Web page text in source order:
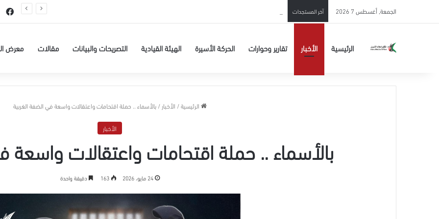
الجمعة, أغسطس 7 2026 آخر المستجدات
الرئيسية الأخبار تقارير وحوارات الحركة الأسيرة الهيئة القيادية التصريحات والبيانات مقالات معرض
الرئيسية/ الأخبار / بالأسماء .. حملة اقتحامات واعتقالات واسعة في الضفة الغربية
الأخبار
بالأسماء .. حملة اقتحامات واعتقالات واسعة
24 مايو، 2026 163 دقيقة واحدة